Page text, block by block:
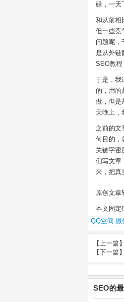
碌，一天
和从前相
但一些竞
问题呢，
是从外链
SEO教程
于是，我
的，用的
做，但是
天晚上，
之前的文
何目的，
关键字密
们写文章
来，把真
原创文章
本文固定
QQ空间 微
【上一篇】
【下一篇】
SEO的